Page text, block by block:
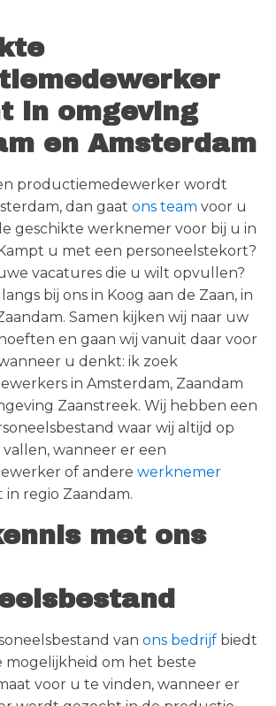
in omgeving
en Amsterdam
productiemedewerker wordt
dan gaat ons team voor u
geschikte werknemer voor bij u in
u met een personeelstekort?
vacatures die u wilt opvullen?
bij ons in Koog aan de Zaan, in
Samen kijken wij naar uw
en gaan wij vanuit daar voor
u denkt: ik zoek
in Amsterdam, Zaandam
Zaanstreek. Wij hebben een
waar wij altijd op
wanneer er een
of andere werknemer
in regio Zaandam.
met ons
van ons bedrijf biedt
mogelijkheid om het beste
voor u te vinden, wanneer er